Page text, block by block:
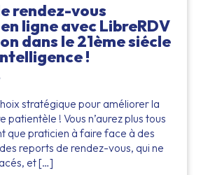
rendez-vous
ligne avec LibreRDV
dans le 21ème siécle
!
stratégique pour améliorer la
patientèle ! Vous n’aurez plus tous
que praticien à faire face à des
reports de rendez-vous, qui ne
et […]